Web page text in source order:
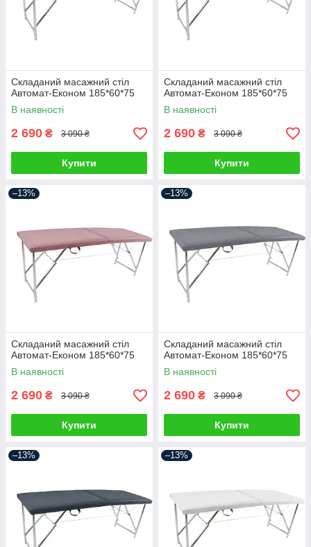
Складаний масажний стіл
Автомат-Економ 185*60*75
В наявності
2 690 ₴ 3 090 ₴
Купити
Складаний масажний стіл
Автомат-Економ 185*60*75
В наявності
2 690 ₴ 3 090 ₴
Купити
–13%
Складаний масажний стіл
Автомат-Економ 185*60*75
В наявності
2 690 ₴ 3 090 ₴
Купити
–13%
Складаний масажний стіл
Автомат-Економ 185*60*75
В наявності
2 690 ₴ 3 090 ₴
Купити
–13% –13%